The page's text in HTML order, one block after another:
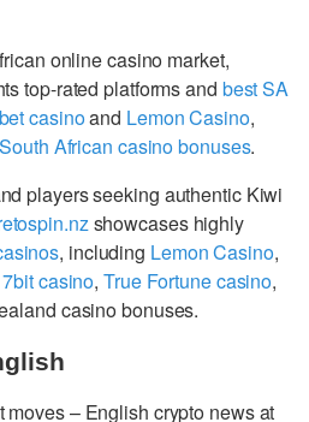
online casino market,
top-rated platforms and best SA
casinoand Lemon Casino,
South African casino bonuses.
players seeking authentic Kiwi
showcases highly
, including Lemon Casino,
7bit casino,True Fortune casino,
casino bonuses.
moves – English crypto news at